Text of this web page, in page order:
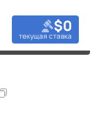
$0
текущая ставка